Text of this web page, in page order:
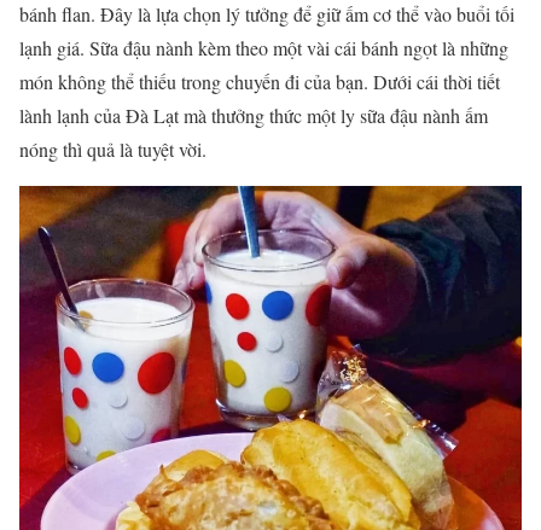
bánh flan. Đây là lựa chọn lý tưởng để giữ ấm cơ thể vào buổi tối
lạnh giá. Sữa đậu nành kèm theo một vài cái bánh ngọt là những
món không thể thiếu trong chuyến đi của bạn. Dưới cái thời tiết
lành lạnh của Đà Lạt mà thưởng thức một ly sữa đậu nành ấm
nóng thì quả là tuyệt vời.